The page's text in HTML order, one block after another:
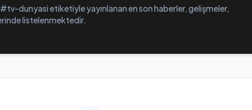
dunyasi etiketiyle yayınlanan en son haberler, gelişmeler,
listelenmektedir.